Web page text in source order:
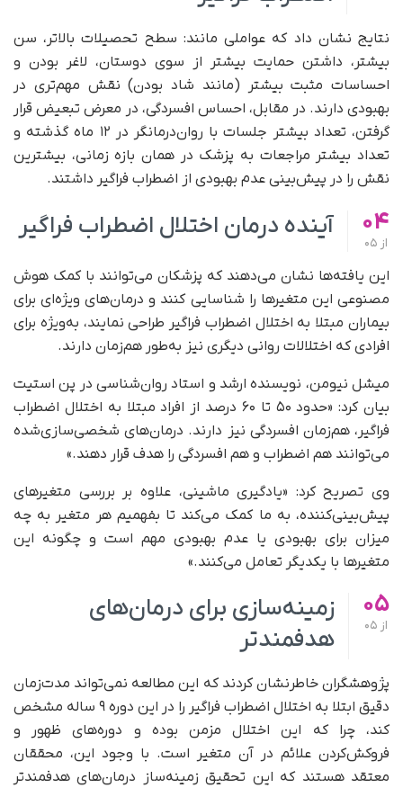
نتایج نشان داد که عواملی مانند: سطح تحصیلات بالاتر، سن
بیشتر، داشتن حمایت بیشتر از سوی دوستان، لاغر بودن و
احساسات مثبت بیشتر (مانند شاد بودن) نقش مهم‌تری در
بهبودی دارند. در مقابل، احساس افسردگی، در معرض تبعیض قرار
گرفتن، تعداد بیشتر جلسات با روان‌درمانگر در ۱۲ ماه گذشته و
تعداد بیشتر مراجعات به پزشک در همان بازه زمانی، بیشترین
نقش را در پیش‌بینی عدم بهبودی از اضطراب فراگیر داشتند.
04
از
آینده درمان اختلال اضطراب فراگیر
این یافته‌ها نشان می‌دهند که پزشکان می‌توانند با کمک هوش
مصنوعی این متغیرها را شناسایی کنند و درمان‌های ویژه‌ای برای
بیماران مبتلا به اختلال اضطراب فراگیر طراحی نمایند، به‌ویژه برای
افرادی که اختلالات روانی دیگری نیز به‌طور هم‌زمان دارند.
میشل نیومن، نویسنده ارشد و استاد روان‌شناسی در پن استیت
بیان کرد: «حدود ۵۰ تا ۶۰ درصد از افراد مبتلا به اختلال اضطراب
فراگیر، هم‌زمان افسردگی نیز دارند. درمان‌های شخصی‌سازی‌شده
می‌توانند هم اضطراب و هم افسردگی را هدف قرار دهند.»
وی تصریح کرد: «یادگیری ماشینی، علاوه بر بررسی متغیرهای
پیش‌بینی‌کننده، به ما کمک می‌کند تا بفهمیم هر متغیر به چه
میزان برای بهبودی یا عدم بهبودی مهم است و چگونه این
متغیرها با یکدیگر تعامل می‌کنند.»
05
از
زمینه‌سازی برای درمان‌های
هدفمندتر
پژوهشگران خاطرنشان کردند که این مطالعه نمی‌تواند مدت‌زمان
دقیق ابتلا به اختلال اضطراب فراگیر را در این دوره ۹ ساله مشخص
کند، چرا که این اختلال مزمن بوده و دوره‌های ظهور و
فروکش‌کردن علائم در آن متغیر است. با وجود این، محققان
معتقد هستند که این تحقیق زمینه‌ساز درمان‌های هدفمندتر